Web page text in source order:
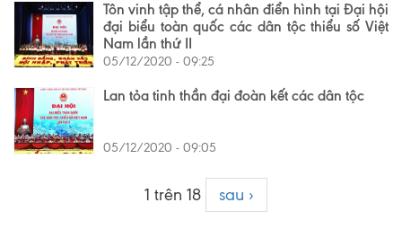
Tôn vinh tập thể, cá nhân điển hình tại Đại hội
đại biểu toàn quốc các dân tộc thiểu số Việt
Nam lần thứ II
05/12/2020 - 09:25
Lan tỏa tinh thần đại đoàn kết các dân tộc
05/12/2020 - 09:05
1 trên 18 sau ›